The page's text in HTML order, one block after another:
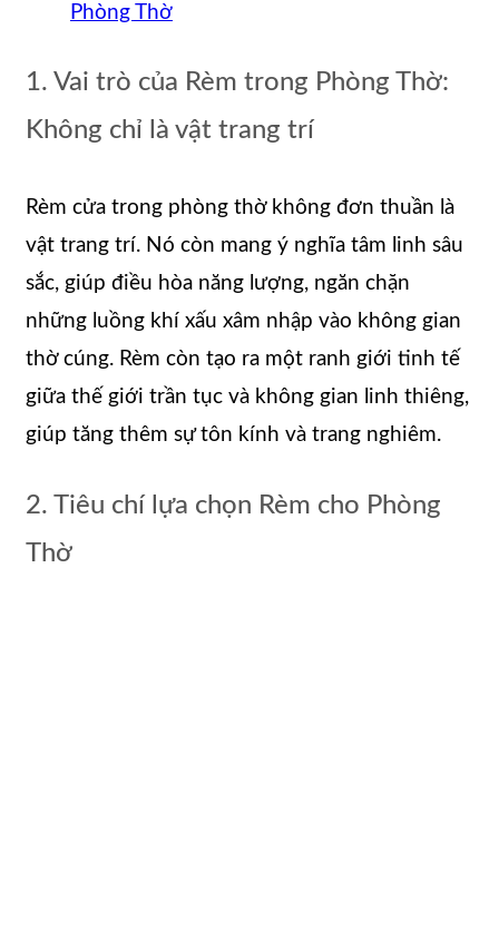
Phòng Thờ
1. Vai trò của Rèm trong Phòng Thờ:
Không chỉ là vật trang trí
Rèm cửa trong phòng thờ không đơn thuần là
vật trang trí. Nó còn mang ý nghĩa tâm linh sâu
sắc, giúp điều hòa năng lượng, ngăn chặn
những luồng khí xấu xâm nhập vào không gian
thờ cúng. Rèm còn tạo ra một ranh giới tinh tế
giữa thế giới trần tục và không gian linh thiêng,
giúp tăng thêm sự tôn kính và trang nghiêm.
2. Tiêu chí lựa chọn Rèm cho Phòng
Thờ